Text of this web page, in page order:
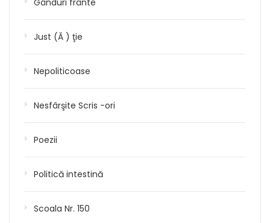
Just (Ă ) ţie
Nepoliticoase
Nesfârşite Scris -ori
Poezii
Politică intestină
Scoala Nr. 150